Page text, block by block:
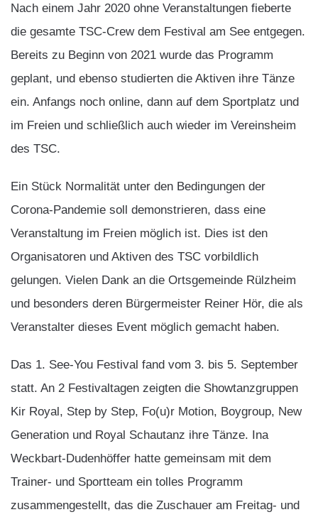
Nach einem Jahr 2020 ohne Veranstaltungen fieberte
die gesamte TSC-Crew dem Festival am See entgegen.
Bereits zu Beginn von 2021 wurde das Programm
geplant, und ebenso studierten die Aktiven ihre Tänze
ein. Anfangs noch online, dann auf dem Sportplatz und
im Freien und schließlich auch wieder im Vereinsheim
des TSC.
Ein Stück Normalität unter den Bedingungen der
Corona-Pandemie soll demonstrieren, dass eine
Veranstaltung im Freien möglich ist. Dies ist den
Organisatoren und Aktiven des TSC vorbildlich
gelungen. Vielen Dank an die Ortsgemeinde Rülzheim
und besonders deren Bürgermeister Reiner Hör, die als
Veranstalter dieses Event möglich gemacht haben.
Das 1. See-You Festival fand vom 3. bis 5. September
statt. An 2 Festivaltagen zeigten die Showtanzgruppen
Kir Royal, Step by Step, Fo(u)r Motion, Boygroup, New
Generation und Royal Schautanz ihre Tänze. Ina
Weckbart-Dudenhöffer hatte gemeinsam mit dem
Trainer- und Sportteam ein tolles Programm
zusammengestellt, das die Zuschauer am Freitag- und